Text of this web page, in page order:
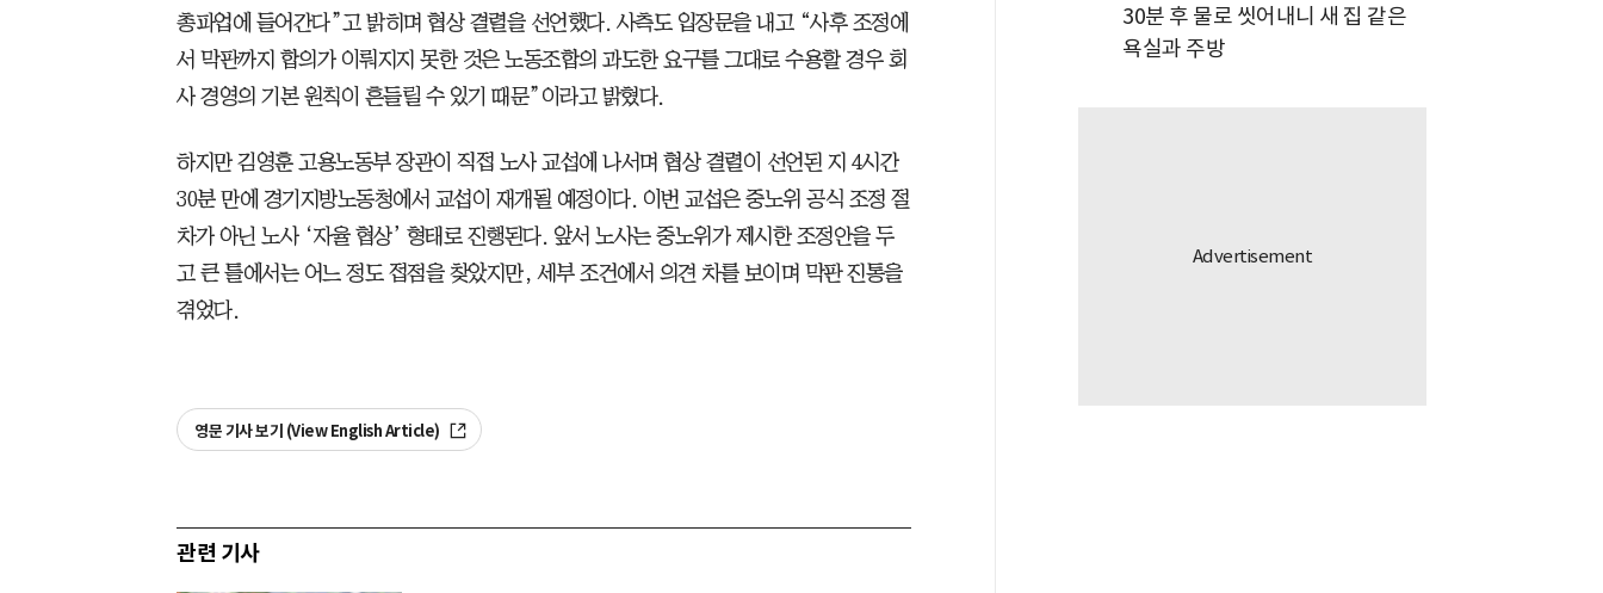
총파업에 들어간다”고 밝히며 협상 결렬을 선언했다. 사측도 입장문을 내고 “사후 조정에
서 막판까지 합의가 이뤄지지 못한 것은 노동조합의 과도한 요구를 그대로 수용할 경우 회
사 경영의 기본 원칙이 흔들릴 수 있기 때문”이라고 밝혔다.
하지만 김영훈 고용노동부 장관이 직접 노사 교섭에 나서며 협상 결렬이 선언된 지 4시간
30분 만에 경기지방노동청에서 교섭이 재개될 예정이다. 이번 교섭은 중노위 공식 조정 절
차가 아닌 노사 ‘자율 협상’ 형태로 진행된다. 앞서 노사는 중노위가 제시한 조정안을 두
고 큰 틀에서는 어느 정도 접점을 찾았지만, 세부 조건에서 의견 차를 보이며 막판 진통을
겪었다.
영문 기사 보기 (View English Article)
관련 기사
30분 후 물로 씻어내니 새 집 같은
욕실과 주방